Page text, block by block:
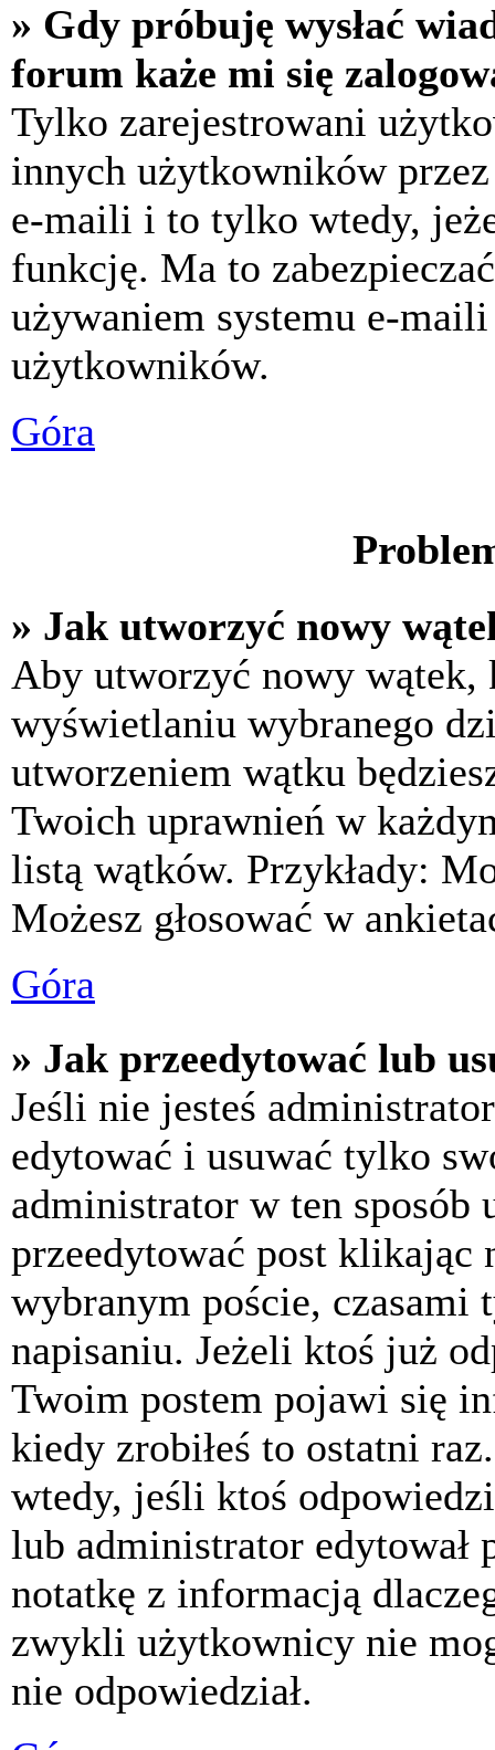
» Gdy próbuję wysłać
forum każe mi się
Tylko zarejestrowani
innych użytkowników
e-maili i to tylko wtedy,
funkcję. Ma to
używaniem systemu e-
użytkowników.
Góra
» Jak utworzyć nowy
Aby utworzyć nowy
wyświetlaniu wybranego
utworzeniem wątku
Twoich uprawnień w
listą wątków. Przykłady:
Możesz głosować w
Góra
» Jak przeedytować lub
Jeśli nie jesteś
edytować i usuwać tylko
administrator w ten sposób
przeedytować post klikając
wybranym poście, czasami
napisaniu. Jeżeli ktoś już
Twoim postem pojawi się
kiedy zrobiłeś to ostatni
wtedy, jeśli ktoś
lub administrator edytował
notatkę z informacją
zwykli użytkownicy nie
nie odpowiedział.